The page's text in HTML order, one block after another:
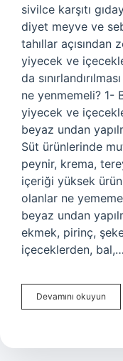
sivilce karşıtı
diyet meyve ve
tahıllar açısından
yiyecek ve
da
ne yenmemeli? 1-
yiyecek ve
beyaz undan
Süt ürünlerinde
peynir, krema,
içeriği yüksek
olanlar ne
beyaz undan
ekmek, pirinç,
içeceklerden, bal,…
Devamını okuyun